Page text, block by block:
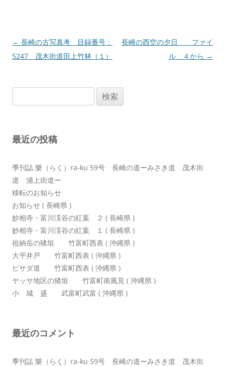
投
稿
ョ
← 長崎の古写真考 目録番号：
5247 茂木街道田上竹林（１）
長崎の西空の夕日 ファイ
ル ４から →
索:
最近の投稿
季刊誌 樂（らく）ra-ku 59号 長崎の道ーみさき道 茂木街
道 浦上街道ー
移転のお知らせ
お知らせ ( 長崎県 )
妙相寺・富川渓谷の紅葉 ２ ( 長崎県 )
妙相寺・富川渓谷の紅葉 １ ( 長崎県 )
祖納岳の猪垣 竹富町西表 ( 沖縄県 )
大平井戸 竹富町西表 ( 沖縄県 )
ピサダ道 竹富町西表 ( 沖縄県 )
ヤッサ地区の猪垣 竹富町南風見 ( 沖縄県 )
小 城 盛 武富町武富 ( 沖縄県 )
最近のコメント
季刊誌 樂（らく）ra-ku 59号 長崎の道ーみさき道 茂木街